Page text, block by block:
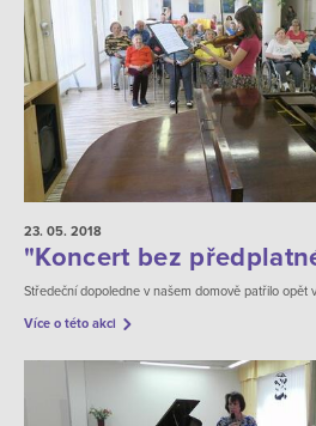
23. 05. 2018
"Koncert bez
Středeční dopoledne v našem domově patřilo opět
Více o této akci